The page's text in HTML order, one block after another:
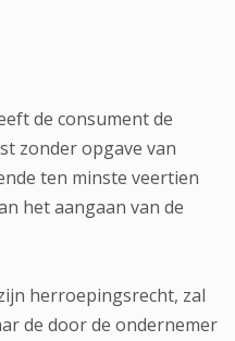
de consument de
zonder opgave van
ten minste veertien
het aangaan van de
herroepingsrecht, zal
de door de ondernemer